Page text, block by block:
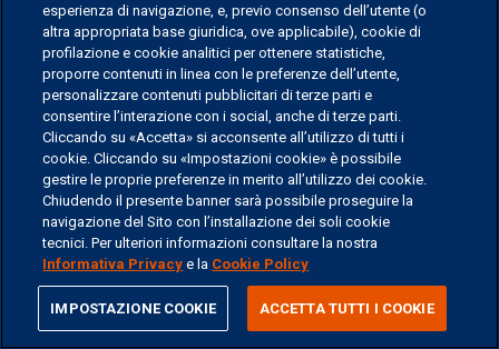
LAVORA CON NOI
©2026 ERSEL BANCA PRIVATA - P.IVA 11894590154
esperienza di navigazione, e, previo consenso dell’utente (o
altra appropriata base giuridica, ove applicabile), cookie di
profilazione e cookie analitici per ottenere statistiche,
proporre contenuti in linea con le preferenze dell’utente,
personalizzare contenuti pubblicitari di terze parti e
consentire l’interazione con i social, anche di terze parti.
Cliccando su «Accetta» si acconsente all’utilizzo di tutti i
cookie. Cliccando su «Impostazioni cookie» è possibile
gestire le proprie preferenze in merito all’utilizzo dei cookie.
Chiudendo il presente banner sarà possibile proseguire la
navigazione del Sito con l’installazione dei soli cookie
tecnici. Per ulteriori informazioni consultare la nostra
Informativa Privacy e la Cookie Policy
IMPOSTAZIONE COOKIE ACCETTA TUTTI I COOKIE